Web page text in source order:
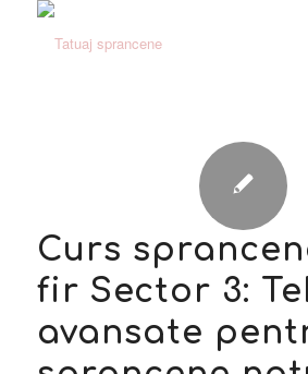
Curs
fir Sector 3:
avansate